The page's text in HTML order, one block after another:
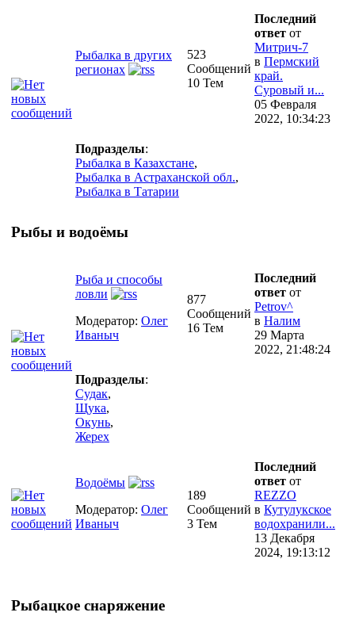
Рыбалка в других
регионах
523
Сообщений
10 Тем
Последний
ответ от
Митрич-7
в Пермский
край.
Суровый и...
05 Февраля
2022, 10:34:23
Подразделы:
Рыбалка в Казахстане,
Рыбалка в Астраханской обл.,
Рыбалка в Татарии
Рыбы и водоёмы
Рыба и способы
ловли
Модератор: Олег
Иваныч
877
Сообщений
16 Тем
Последний
ответ от
Petrov^
в Налим
29 Марта
2022, 21:48:24
Подразделы:
Судак,
Щука,
Окунь,
Жерех
Водоёмы
Модератор: Олег
Иваныч
189
Сообщений
3 Тем
Последний
ответ от
REZZO
в Кутулукское
водохранили...
13 Декабря
2024, 19:13:12
Рыбацкое снаряжение